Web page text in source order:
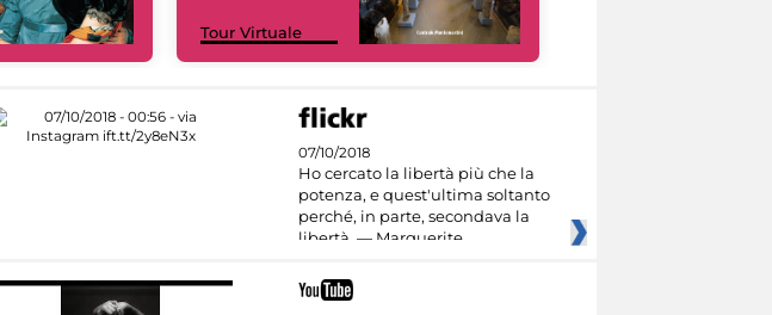
Tour Virtuale
07/10/2018
Ho cercato la libertà più che la
potenza, e quest'ultima soltanto
perché, in parte, secondava la
libertà. — Marguerite